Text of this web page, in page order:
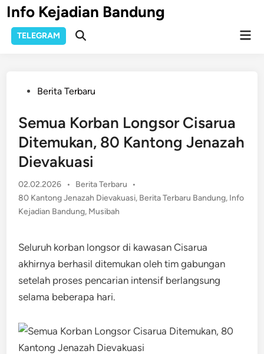
Skip
to
content
Info Kejadian Bandung
TELEGRAM
Open
PostedBerita Terbaru
Semua Korban Longsor Cisarua
Ditemukan, 80 Kantong Jenazah
Dievakuasi
02.02.2026 •
Posted
in
Berita Terbaru
•
80 Kantong Jenazah Dievakuasi, Berita Terbaru Bandung, Info
Kejadian Bandung, Musibah
Seluruh korban longsor di kawasan Cisarua
akhirnya berhasil ditemukan oleh tim gabungan
setelah proses pencarian intensif berlangsung
selama beberapa hari.